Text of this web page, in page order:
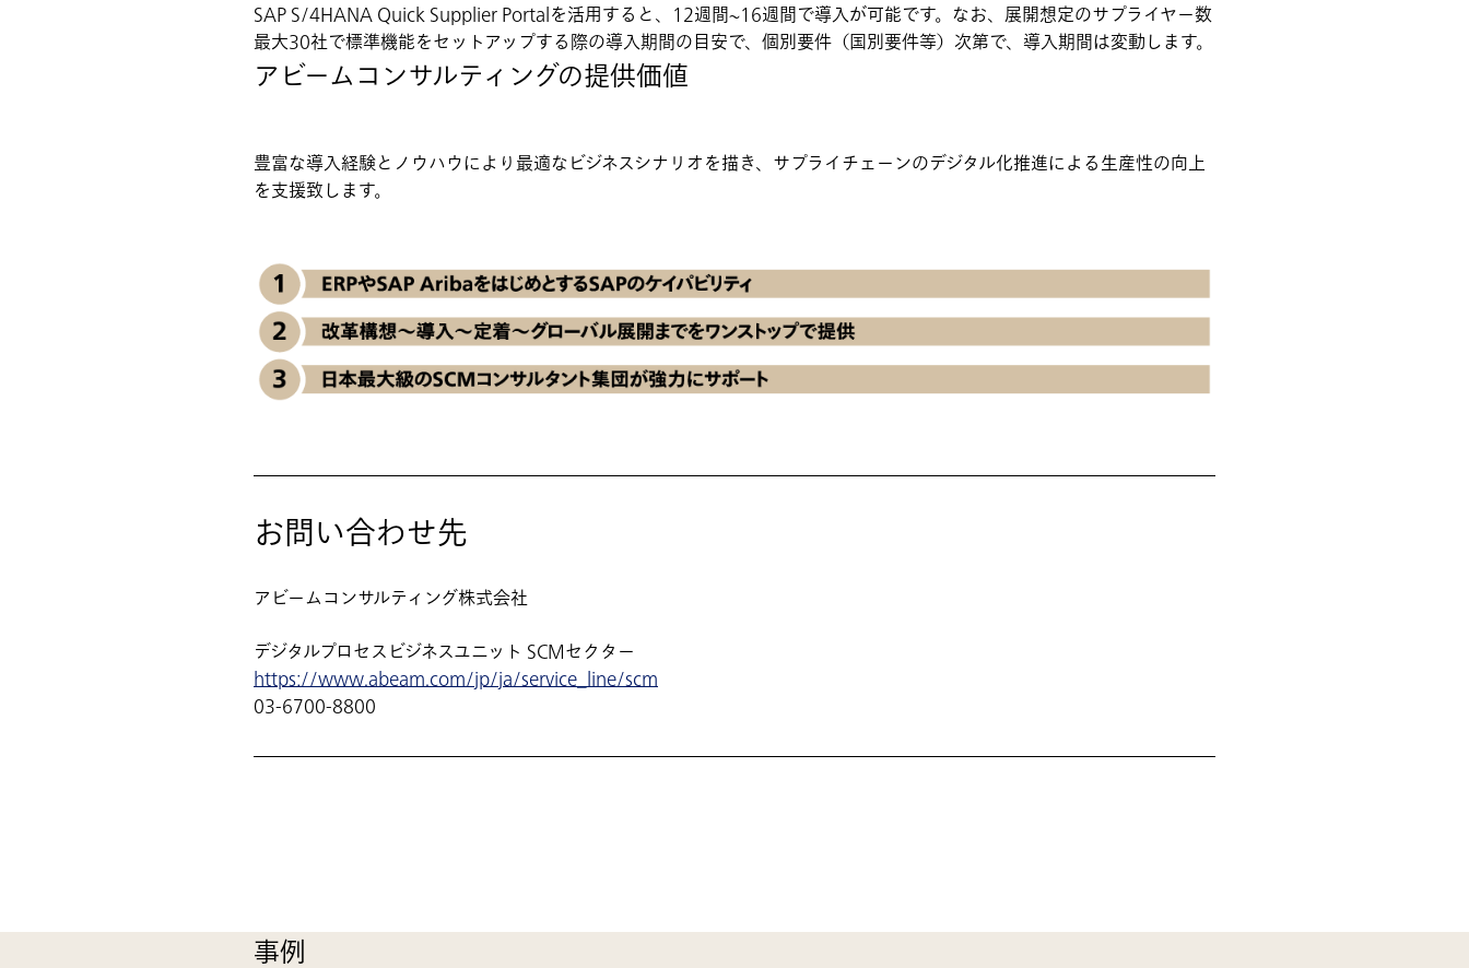
SAP S/4HANA Quick Supplier Portalを活用すると、12週間~16週間で導入が可能です。なお、展開想定のサプライヤー数
最大30社で標準機能をセットアップする際の導入期間の目安で、個別要件（国別要件等）次第で、導入期間は変動します。
アビームコンサルティングの提供価値
豊富な導入経験とノウハウにより最適なビジネスシナリオを描き、サプライチェーンのデジタル化推進による生産性の向上
を支援致します。
お問い合わせ先
アビームコンサルティング株式会社
デジタルプロセスビジネスユニット SCMセクター
https://www.abeam.com/jp/ja/service_line/scm
03-6700-8800
事例